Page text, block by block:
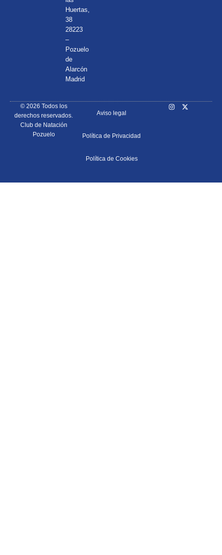
Huertas,
38
28223
–
Pozuelo
de
Alarcón
Madrid
© 2026 Todos los
derechos reservados.
Club de Natación
Pozuelo
Aviso legal
Política de Privacidad
Política de Cookies